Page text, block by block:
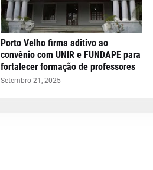
Porto Velho firma aditivo ao
convênio com UNIR e FUNDAPE para
fortalecer formação de professores
Setembro 21, 2025